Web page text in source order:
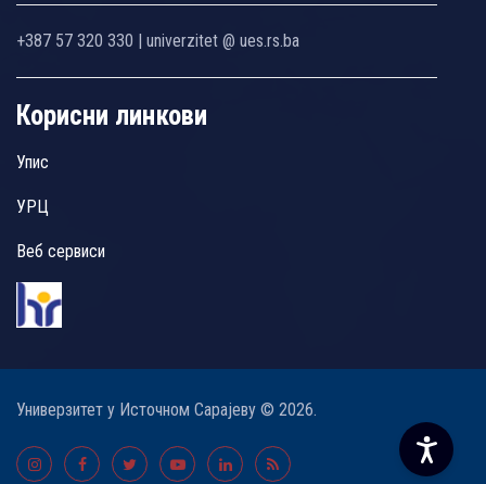
+387 57 320 330 | univerzitet @ ues.rs.ba
Корисни линкови
Упис
УРЦ
Веб сервиси
Универзитет у Источном Сарајеву © 2026.